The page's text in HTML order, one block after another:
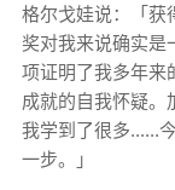
格尔戈娃说：「获
奖对我来说确实
项证明了我多年来
成就的自我怀疑。
我学到了很多......
一步。」